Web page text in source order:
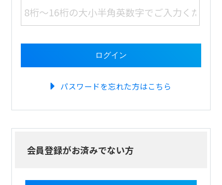
パスワードを忘れた方はこちら
会員登録がお済みでない方